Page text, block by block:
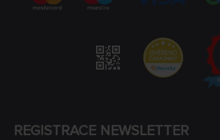
REGISTRACE NEWSLETTER